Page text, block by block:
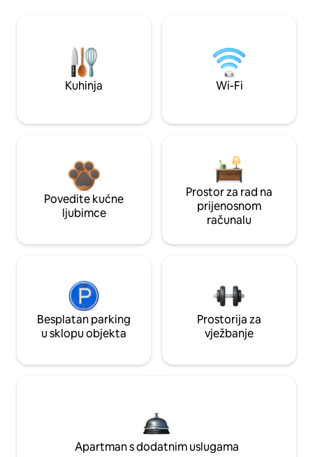
Kuhinja Wi-Fi
Povedite kućne
ljubimce
Prostor za rad na
prijenosnom
računalu
Besplatan parking
u sklopu objekta
Prostorija za
vježbanje
Apartman s dodatnim uslugama